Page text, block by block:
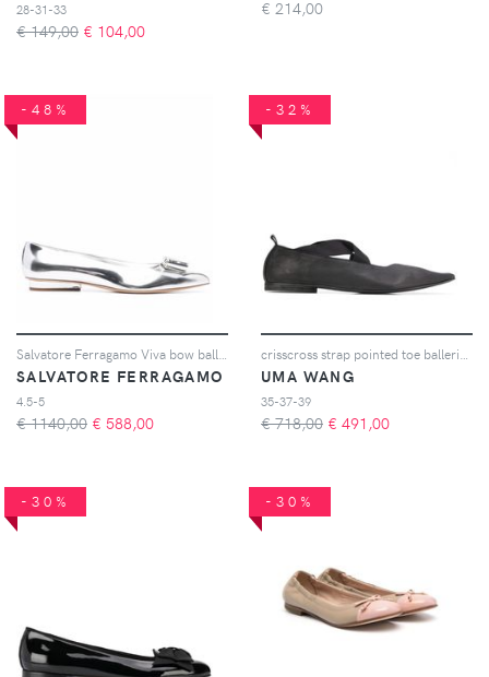
28-31-33
€ 149,00 € 104,00
€ 214,00
-48%
SALVATORE FERRAGAMO
4.5-5
€ 1140,00 € 588,00
-32%
UMA WANG
35-37-39
€ 718,00 € 491,00
-30% -30%